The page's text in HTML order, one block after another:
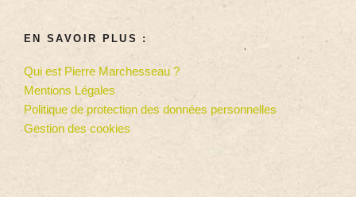
EN SAVOIR PLUS :
Qui est Pierre Marchesseau ?
Mentions Légales
Politique de protection des données personnelles
Gestion des cookies